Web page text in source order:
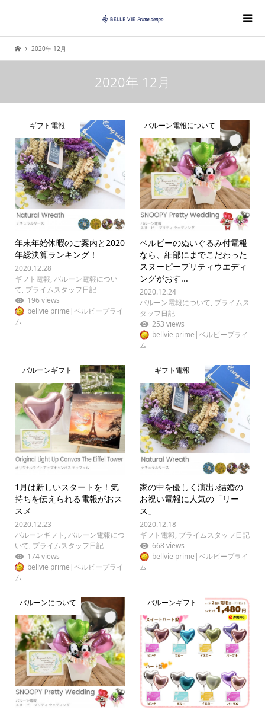
2020年 12月
2020年 12月
ギフト電報
年末年始休暇のご案内と2020
年総決算ランキング！
2020.12.28
ギフト電報, バルーン電報につい
て, プライムスタッフ日記
196 views
bellvie prime|ベルビープライ
ム
バルーン電報について
ベルビーのぬいぐるみ付電報
なら、細部にまでこだわった
スヌーピープリティウエディ
ングがおす...
2020.12.24
バルーン電報について, プライムス
タッフ日記
253 views
bellvie prime|ベルビープライ
ム
バルーンギフト
1月は新しいスタートを！気
持ちを伝えられる電報がおス
スメ
2020.12.23
バルーンギフト , バルーン電報につ
いて, プライムスタッフ日記
174 views
bellvie prime|ベルビープライ
ム
ギフト電報
家の中を優しく演出♪結婚の
お祝い電報に人気の「リー
ス」
2020.12.18
ギフト電報, プライムスタッフ日記
668 views
bellvie prime|ベルビープライ
ム
バルーンについて バルーンギフト